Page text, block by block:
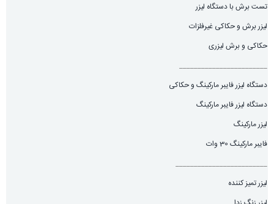
تست برش با دستگاه لیزر
لیزر برش و حکاکی غیرفلزات
حکاکی و برش لیزری
________________________
دستگاه لیزر فایبر مارکینگ و حکاکی
دستگاه لیزر فایبر مارکینگ
لیزر مارکینگ
فایبر مارکینگ 30 وات
_________________________
لیزر تمیز کننده